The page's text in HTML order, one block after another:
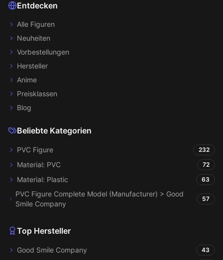
Entdecken
Alle Figuren
Neuheiten
Vorbestellungen
Hersteller
Anime
Preisklassen
Blog
Beliebte Kategorien
PVC Figure 232
Material: PVC 72
Material: Plastic 63
PVC Figure Complete Model (Manufacturer) > Good
Smile Company
57
Top Hersteller
Good Smile Company 43